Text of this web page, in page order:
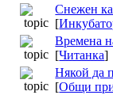
Снежен
[
Времена
[Читанка]
Някой да
[Общи